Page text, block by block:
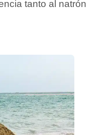
tanto al natrón